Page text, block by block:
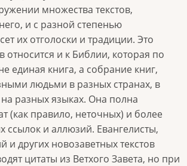
множества текстов,
и с разной степенью
их отголоски и традиции. Это
относится и к Библии, которая по
единая книга, а собрание книг,
людьми в разных странах, в
разных языках. Она полна
(как правило, неточных) и более
ссылок и аллюзий. Евангелисты,
и других новозаветных текстов
цитаты из Ветхого Завета, но при